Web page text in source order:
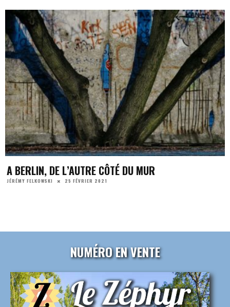
A BERLIN, DE L’AUTRE CÔTÉ DU MUR
JÉRÉMY FELKOWSKI 25 FÉVRIER 2021
NUMÉRO EN VENTE